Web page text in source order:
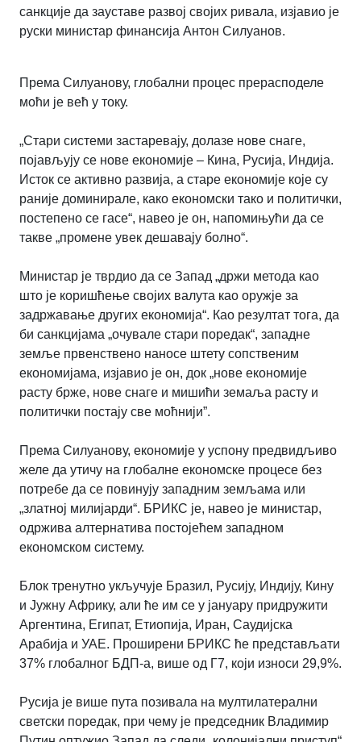
санкције да зауставе развој својих ривала, изјавио је
руски министар финансија Антон Силуанов.
Према Силуанову, глобални процес прерасподеле
моћи је већ у току.
„Стари системи застаревају, долазе нове снаге,
појављују се нове економије – Кина, Русија, Индија.
Исток се активно развија, а старе економије које су
раније доминирале, како економски тако и политички,
постепено се гасе“, навео је он, напомињући да се
такве „промене увек дешавају болно“.
Министар је тврдио да се Запад „држи метода као
што је коришћење својих валута као оружје за
задржавање других економија“. Као резултат тога, да
би санкцијама „очувале стари поредак“, западне
земље првенствено наносе штету сопственим
економијама, изјавио је он, док „нове економије
расту брже, нове снаге и мишићи земаља расту и
политички постају све моћнији”.
Према Силуанову, економије у успону предвидљиво
желе да утичу на глобалне економске процесе без
потребе да се повинују западним земљама или
„златној милијарди“. БРИКС је, навео је министар,
одржива алтернатива постојећем западном
економском систему.
Блок тренутно укључује Бразил, Русију, Индију, Кину
и Јужну Африку, али ће им се у јануару придружити
Аргентина, Египат, Етиопија, Иран, Саудијска
Арабија и УАЕ. Проширени БРИКС ће представљати
37% глобалног БДП-а, више од Г7, који износи 29,9%.
Русија је више пута позивала на мултилатерални
светски поредак, при чему је председник Владимир